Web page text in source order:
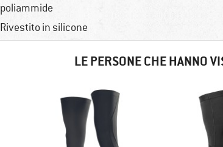
poliammide
Rivestito in silicone
LE PERSONE CHE HANNO